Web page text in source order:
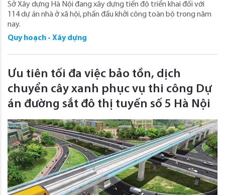
Sở Xây dựng Hà Nội đang xây dựng tiến độ triển khai đối với
114 dự án nhà ở xã hội, phấn đấu khởi công toàn bộ trong năm
nay.
Quy hoạch - Xây dựng
Ưu tiên tối đa việc bảo tồn, dịch
chuyển cây xanh phục vụ thi công Dự
án đường sắt đô thị tuyến số 5 Hà Nội